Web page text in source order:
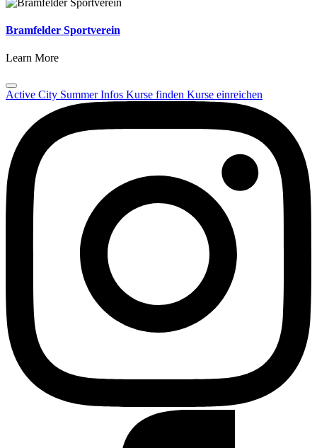
Bramfelder Sportverein
Learn More
Active City SummerInfos Kurse finden Kurse einreichen